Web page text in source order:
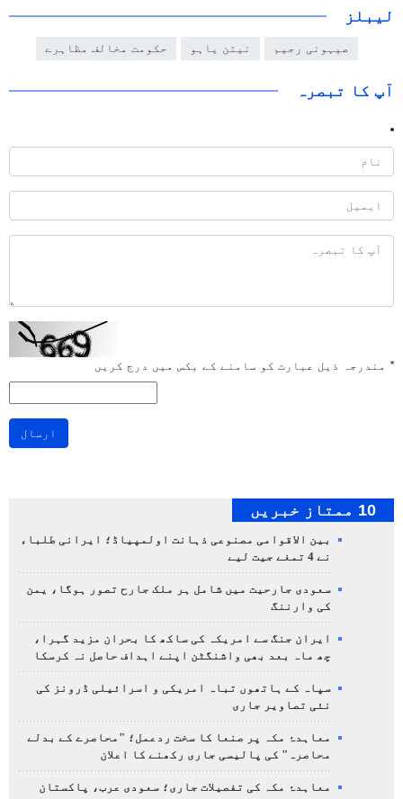
لیبلز
صیہونی رجیم نیتن یاہو حکومت مخالف مظاہرے
آپ کا تبصرہ
* مندرجہ ذیل عبارت کو سامنے کے بکس میں درج کریں
ارسال
10 ممتاز خبریں
بین الاقوامی مصنوعی ذہانت اولمپیاڈ؛ ایرانی طلباء
نے 4 تمغے جیت لیے
سعودی جارحیت میں شامل ہر ملک جارح تصور ہوگا، یمن
کی وارننگ
ایران جنگ سے امریکہ کی ساکھ کا بحران مزید گہرا،
چھ ماہ بعد بھی واشنگٹن اپنے اہداف حاصل نہ کرسکا
سپاہ کے ہاتھوں تباہ امریکی و اسرائیلی ڈرونز کی
نئی تصاویر جاری
معاہدۂ مکہ پر صنعا کا سخت ردعمل؛ "محاصرے کے بدلے
محاصرہ" کی پالیسی جاری رکھنے کا اعلان
معاہدۂ مکہ کی تفصیلات جاری؛ سعودی عرب، پاکستان